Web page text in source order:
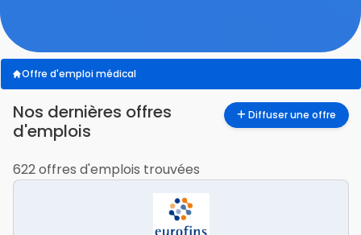
Offre d'emploi médical
nos dernières offres
d'emplois
Diffuser une offre
622 offres d'emplois trouvées